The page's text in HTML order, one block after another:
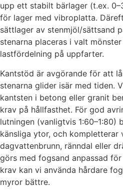
upp ett stabilt bärlager (t.ex.
för lager med vibroplatta.
sättlager av stenmjöl/sättsand
stenarna placeras i valt
lastfördelning på uppfarter.
Kantstöd är avgörande för att
stenarna glider isär med tiden.
kantsten i betong eller granit
krav på hållfasthet. För god
lutningen (vanligtvis 1:60–1:80)
känsliga ytor, och kompletterar
dagvattenbrunn, ränndal eller
görs med fogsand anpassad
krav kan vi använda hårdare
myror bättre.